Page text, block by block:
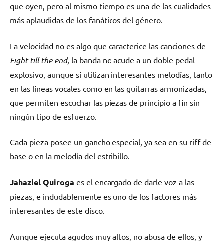
que oyen, pero al mismo tiempo es una de las cualidades
más aplaudidas de los fanáticos del género.
La velocidad no es algo que caracterice las canciones de
Fight till the end, la banda no acude a un doble pedal
explosivo, aunque sí utilizan interesantes melodías, tanto
en las líneas vocales como en las guitarras armonizadas,
que permiten escuchar las piezas de principio a fin sin
ningún tipo de esfuerzo.
Cada pieza posee un gancho especial, ya sea en su riff de
base o en la melodía del estribillo.
Jahaziel Quiroga es el encargado de darle voz a las
piezas, e indudablemente es uno de los factores más
interesantes de este disco.
Aunque ejecuta agudos muy altos, no abusa de ellos, y